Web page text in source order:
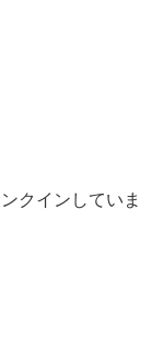
クインしていま